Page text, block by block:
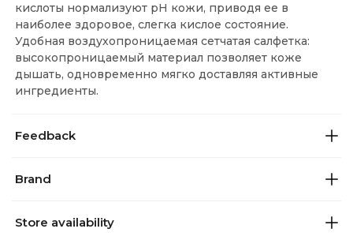
кислоты нормализуют pH кожи, приводя ее в
наиболее здоровое, слегка кислое состояние.
Удобная воздухопроницаемая сетчатая салфетка:
высокопроницаемый материал позволяет коже
дышать, одновременно мягко доставляя активные
ингредиенты.
Feedback
Brand
Store availability